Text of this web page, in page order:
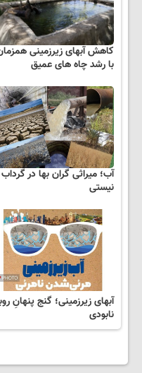
کاهش آبهای زیرزمینی
با رشد چاه های عمیق
آب؛ میراثی گران بها در گرداب
نیستی
آبهای زیرزمینی؛ گنج پنهانِ
نابودی